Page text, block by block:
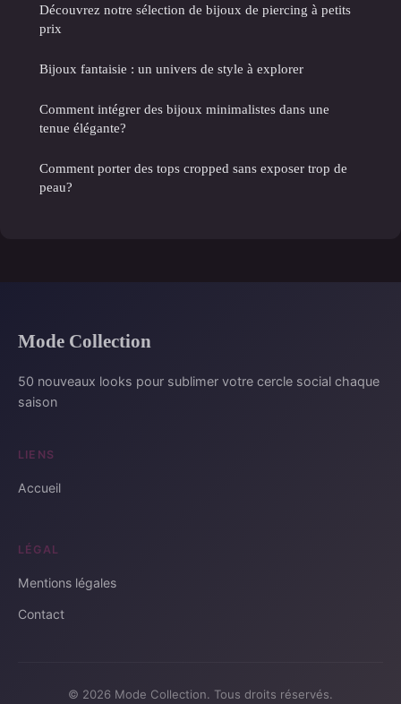
Découvrez notre sélection de bijoux de piercing à petits
prix
Bijoux fantaisie : un univers de style à explorer
Comment intégrer des bijoux minimalistes dans une
tenue élégante?
Comment porter des tops cropped sans exposer trop de
peau?
Mode Collection
50 nouveaux looks pour sublimer votre cercle social chaque
saison
LIENS
Accueil
LÉGAL
Mentions légales
Contact
© 2026 Mode Collection. Tous droits réservés.